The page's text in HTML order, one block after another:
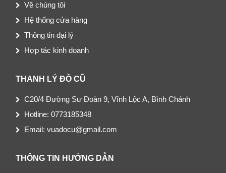
Về chúng tôi
Hệ thống cửa hàng
Thông tin đại lý
Hợp tác kinh doanh
THANH LÝ ĐỒ CŨ
C20/4 Đường Sư Đoàn 9, Vĩnh Lộc A, Bình Chánh
Hotline: 0773185348
Email: vuadocu@gmail.com
THÔNG TIN HƯỚNG DẪN